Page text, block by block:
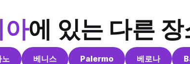
에 있는 다른
노 베니스 Palermo 베로나